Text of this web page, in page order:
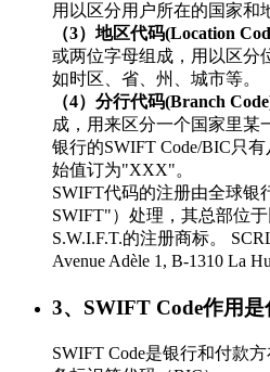
用以区分用户所在的国家和
（3）地区代码(Location
或两位字母组成，用以区分
如时区、省、州、城市等。
（4）分行代码(Branch
成，用来区分一个国家里某
银行的SWIFT Code/BIC只
始值订为"XXX"。
SWIFT代码的注册由全球银
SWIFT"）处理，其总部位
S.W.I.F.T.的注册商标。
Avenue Adèle 1, B-1310 La
3、SWIFT Code作用是
SWIFT Code是银行和付款